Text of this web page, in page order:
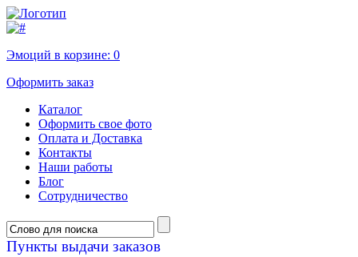
Эмоций в корзине: 0
Оформить заказ
Каталог
Оформить свое фото
Оплата и Доставка
Контакты
Наши работы
Блог
Сотрудничество
Пункты выдачи заказов